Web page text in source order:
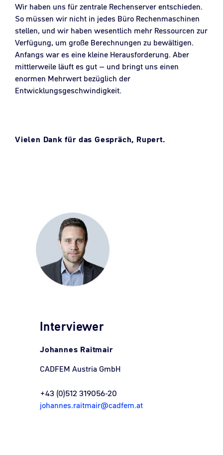
Wir haben uns für zentrale Rechenserver entschieden.
So müssen wir nicht in jedes Büro Rechenmaschinen
stellen, und wir haben wesentlich mehr Ressourcen zur
Verfügung, um große Berechnungen zu bewältigen.
Anfangs war es eine kleine Herausforderung. Aber
mittlerweile läuft es gut – und bringt uns einen
enormen Mehrwert bezüglich der
Entwicklungsgeschwindigkeit.
Vielen Dank für das Gespräch, Rupert.
Interviewer
Johannes Raitmair
CADFEM Austria GmbH
+43 (0)512 319056-20
johannes.raitmair@cadfem.at